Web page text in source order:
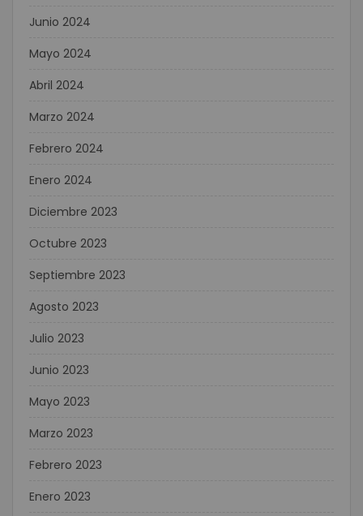
Junio 2024
Mayo 2024
Abril 2024
Marzo 2024
Febrero 2024
Enero 2024
Diciembre 2023
Octubre 2023
Septiembre 2023
Agosto 2023
Julio 2023
Junio 2023
Mayo 2023
Marzo 2023
Febrero 2023
Enero 2023